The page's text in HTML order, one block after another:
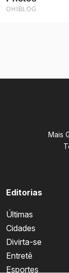
Mais
Editorias
Últimas
Cidades
Divirta-se
Entretê
Esportes